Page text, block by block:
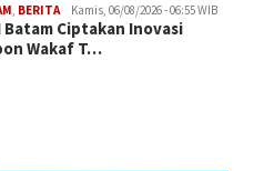
BERITA Kamis, 06/08/2026 - 06:55 WIB
Batam Ciptakan Inovasi
Wakaf T…